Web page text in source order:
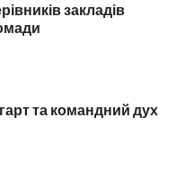
закладів
та командний дух